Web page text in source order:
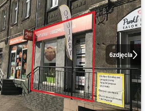
6zdjęcia